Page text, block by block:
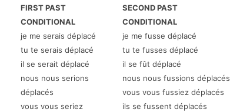
FIRST PAST
CONDITIONAL
je me serais déplacé
tu te serais déplacé
il se serait déplacé
nous nous serions
déplacés
vous vous seriez
SECOND PAST
CONDITIONAL
je me fusse déplacé
tu te fusses déplacé
il se fût déplacé
nous nous fussions déplacés
vous vous fussiez déplacés
ils se fussent déplacés